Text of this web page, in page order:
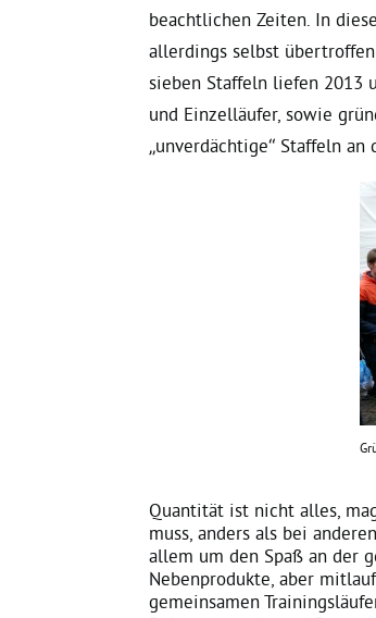
beachtlichen Zeiten. In
allerdings selbst
sieben Staffeln liefen 2013
und Einzelläufer, sowie
„unverdächtige“ Staffeln an
Quantität ist nicht alles,
muss, anders als bei
allem um den Spaß an der
Nebenprodukte, aber
gemeinsamen